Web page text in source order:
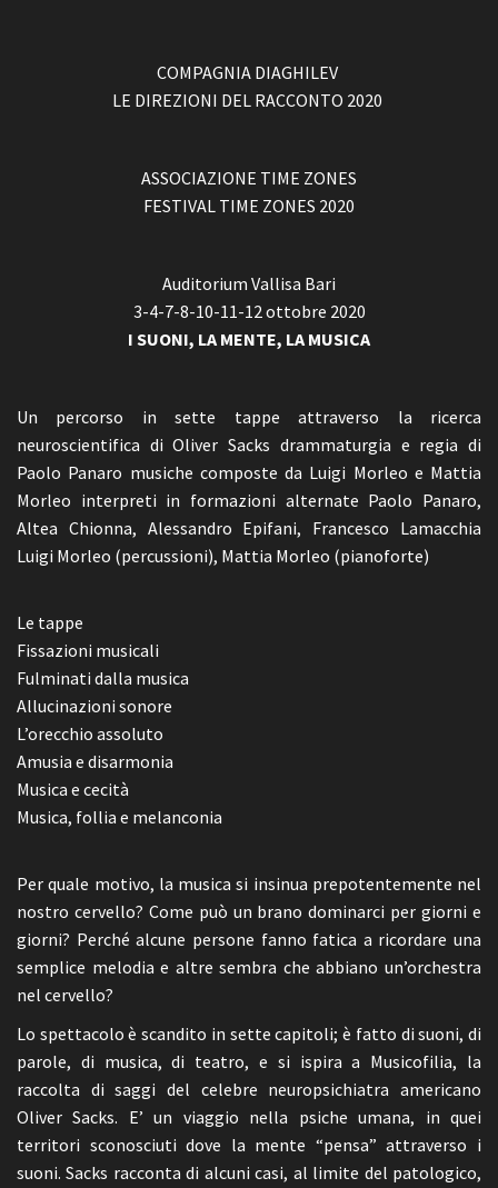
COMPAGNIA DIAGHILEV
LE DIREZIONI DEL RACCONTO 2020
ASSOCIAZIONE TIME ZONES
FESTIVAL TIME ZONES 2020
Auditorium Vallisa Bari
3-4-7-8-10-11-12 ottobre 2020
I SUONI, LA MENTE, LA MUSICA
Un percorso in sette tappe attraverso la ricerca
neuroscientifica di Oliver Sacks drammaturgia e regia di
Paolo Panaro musiche composte da Luigi Morleo e Mattia
Morleo interpreti in formazioni alternate Paolo Panaro,
Altea Chionna, Alessandro Epifani, Francesco Lamacchia
Luigi Morleo (percussioni), Mattia Morleo (pianoforte)
Le tappe
Fissazioni musicali
Fulminati dalla musica
Allucinazioni sonore
L’orecchio assoluto
Amusia e disarmonia
Musica e cecità
Musica, follia e melanconia
Per quale motivo, la musica si insinua prepotentemente nel
nostro cervello? Come può un brano dominarci per giorni e
giorni? Perché alcune persone fanno fatica a ricordare una
semplice melodia e altre sembra che abbiano un’orchestra
nel cervello?
Lo spettacolo è scandito in sette capitoli; è fatto di suoni, di
parole, di musica, di teatro, e si ispira a Musicofilia, la
raccolta di saggi del celebre neuropsichiatra americano
Oliver Sacks. E’ un viaggio nella psiche umana, in quei
territori sconosciuti dove la mente “pensa” attraverso i
suoni. Sacks racconta di alcuni casi, al limite del patologico,